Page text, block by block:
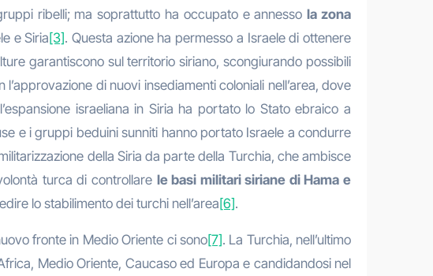
ribelli; ma soprattutto ha occupato e annesso la zona
e Siria[3]. Questa azione ha permesso a Israele di ottenere
garantiscono sul territorio siriano, scongiurando possibili
di nuovi insediamenti coloniali nell’area, dove
israeliana in Siria ha portato lo Stato ebraico a
e i gruppi beduini sunniti hanno portato Israele a condurre
della Siria da parte della Turchia, che ambisce
turca di controllare le basi militari siriane di Hama e
lo stabilimento dei turchi nell’area[6].
fronte in Medio Oriente ci sono[7]. La Turchia, nell’ultimo
Medio Oriente, Caucaso ed Europa e candidandosi nel